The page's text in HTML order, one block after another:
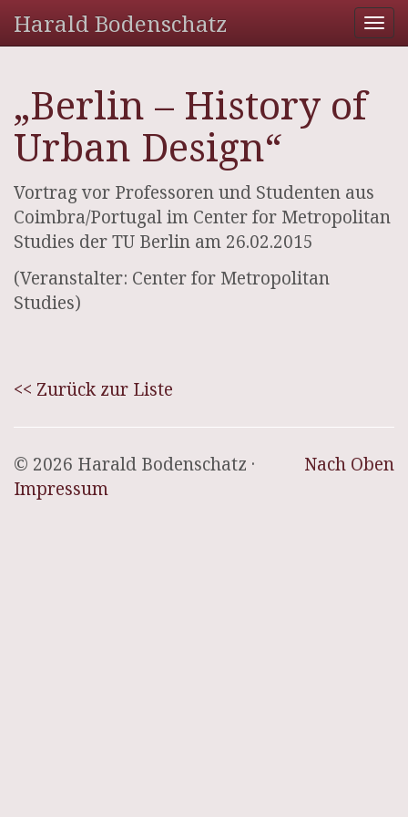
Harald Bodenschatz
„Berlin – History of
Urban Design“
Vortrag vor Professoren und Studenten aus
Coimbra/Portugal im Center for Metropolitan
Studies der TU Berlin am 26.02.2015
(Veranstalter: Center for Metropolitan
Studies)
<< Zurück zur Liste
Nach Oben
© 2026 Harald Bodenschatz ·
Impressum